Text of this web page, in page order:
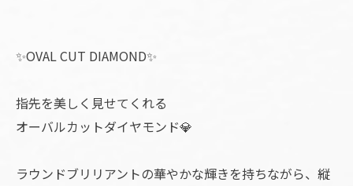
✨OVAL CUT DIAMOND✨
指先を美しく見せてくれる
オーバルカットダイヤモンド💎
ラウンドブリリアントの華やかな輝きを持ちながら、縦